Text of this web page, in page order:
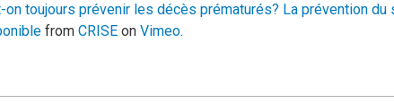
on toujours prévenir les décès prématurés? La prévention
from CRISE on Vimeo.